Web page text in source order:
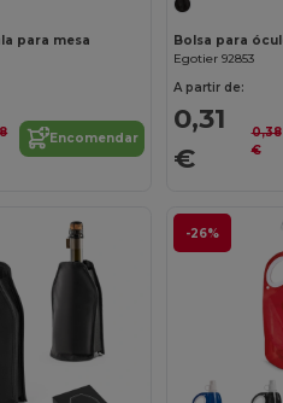
para mesa
Encomendar
Egotier 92853
A partir de:
0,31
€
0,38
€
-26%